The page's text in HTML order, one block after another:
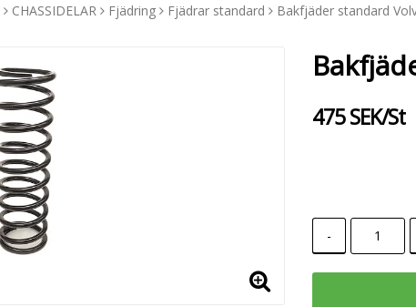
CHASSIDELAR Fjädring Fjädrar standard Bakfjäder standard
475 SEK/St
-